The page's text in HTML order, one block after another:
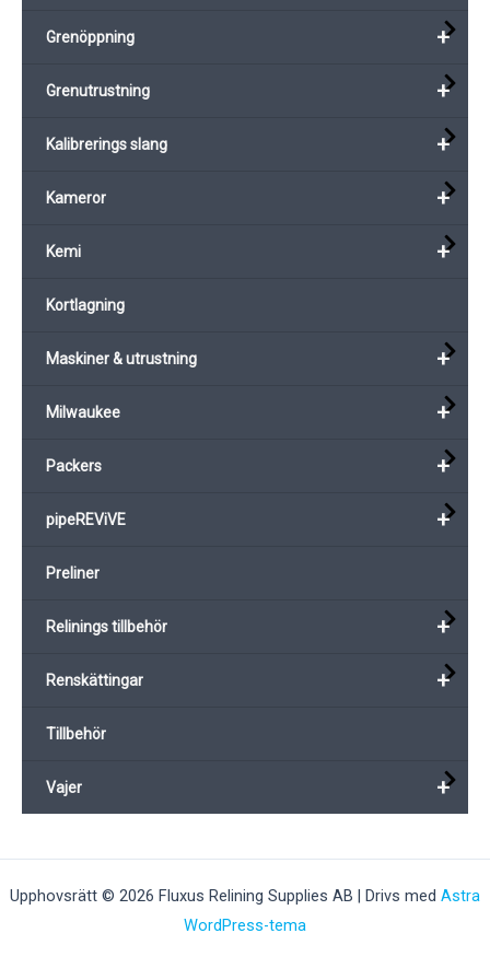
+
Grenöppning
+
Grenutrustning
+
Kalibrerings slang
+
Kameror
+
Kemi
Kortlagning
+
Maskiner & utrustning
+
Milwaukee
+
Packers
+
pipeREViVE
Preliner
+
Relinings tillbehör
+
Renskättingar
Tillbehör
+
Vajer
Upphovsrätt © 2026 Fluxus Relining Supplies AB | Drivs med Astra
WordPress-tema